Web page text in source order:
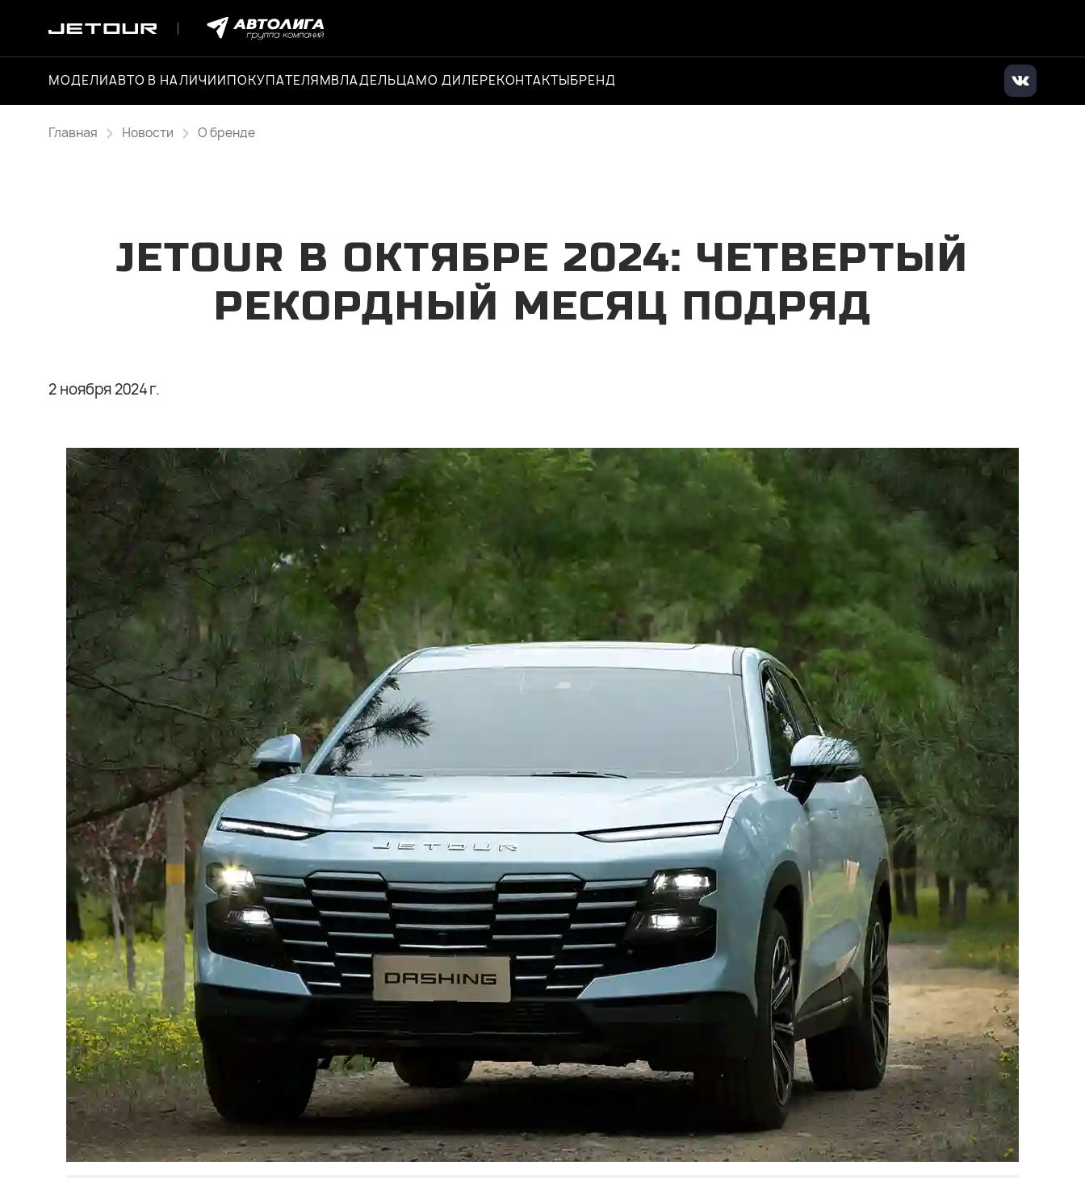
МОДЕЛИАВТО В НАЛИЧИИПОКУПАТЕЛЯМВЛАДЕЛЬЦАМО ДИЛЕРЕКОНТАКТЫБРЕНД
Главная Новости О бренде
JETOUR В ОКТЯБРЕ 2024: ЧЕТВЕРТЫЙ
РЕКОРДНЫЙ МЕСЯЦ ПОДРЯД
2 ноября 2024 г.